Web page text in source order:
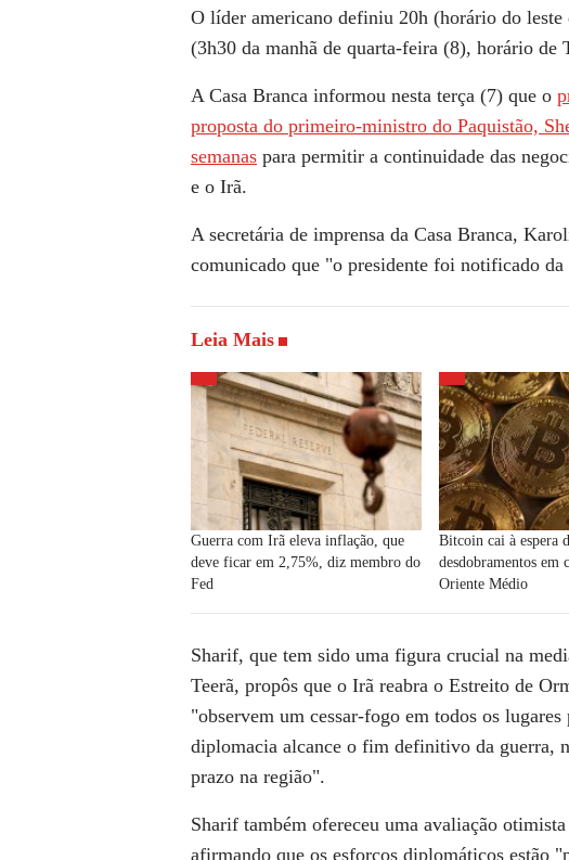
O líder americano definiu 20h (horário do
(3h30 da manhã de quarta-feira (8), horário de
A Casa Branca informou nesta terça (7) que o
proposta do primeiro-ministro do Paquistão,
semanas para permitir a continuidade das
e o Irã.
A secretária de imprensa da Casa Branca,
comunicado que "o presidente foi notificado da
Leia Mais
Guerra com Irã eleva inflação, que
deve ficar em 2,75%, diz membro do
Fed
Bitcoin cai à espera
desdobramentos em
Oriente Médio
Sharif, que tem sido uma figura crucial na
Teerã, propôs que o Irã reabra o Estreito de
"observem um cessar-fogo em todos os
diplomacia alcance o fim definitivo da guerra,
prazo na região".
Sharif também ofereceu uma avaliação
afirmando que os esforços diplomáticos estão